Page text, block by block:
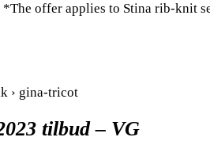
offer applies to Stina rib-knit
› gina-tricot
tilbud – VG